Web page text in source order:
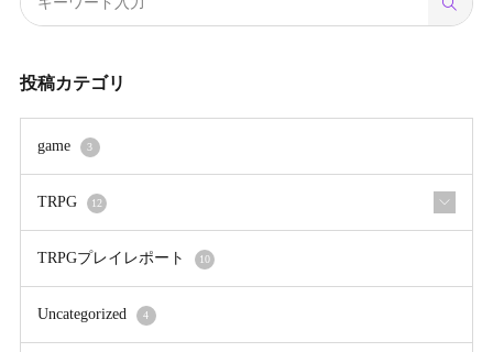
投稿カテゴリ
game 3
TRPG 12
TRPGプレイレポート 10
Uncategorized 4